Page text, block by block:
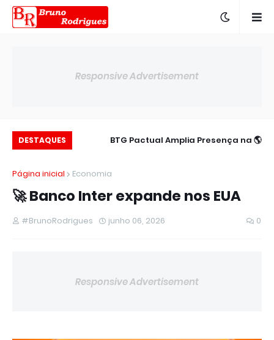
Responsive Advertisement
DESTAQUES
🌎 BTG Pactual Amplia Presença na
para 14,00% ao
Página inicial
Economia
🚀 Banco Inter expande nos EUA
#BrunoRodrigues junho 06, 2026 0
Responsive Advertisement